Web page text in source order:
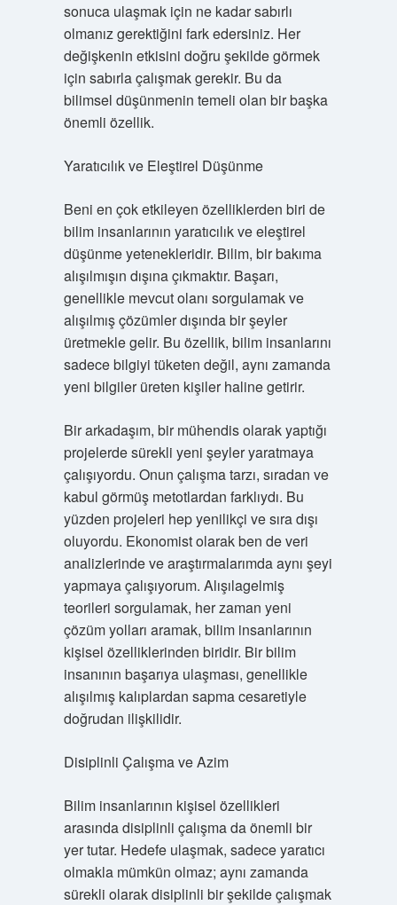
sonuca ulaşmak için ne kadar sabırlı
olmanız gerektiğini fark edersiniz. Her
değişkenin etkisini doğru şekilde görmek
için sabırla çalışmak gerekir. Bu da
bilimsel düşünmenin temeli olan bir başka
önemli özellik.
Yaratıcılık ve Eleştirel Düşünme
Beni en çok etkileyen özelliklerden biri de
bilim insanlarının yaratıcılık ve eleştirel
düşünme yetenekleridir. Bilim, bir bakıma
alışılmışın dışına çıkmaktır. Başarı,
genellikle mevcut olanı sorgulamak ve
alışılmış çözümler dışında bir şeyler
üretmekle gelir. Bu özellik, bilim insanlarını
sadece bilgiyi tüketen değil, aynı zamanda
yeni bilgiler üreten kişiler haline getirir.
Bir arkadaşım, bir mühendis olarak yaptığı
projelerde sürekli yeni şeyler yaratmaya
çalışıyordu. Onun çalışma tarzı, sıradan ve
kabul görmüş metotlardan farklıydı. Bu
yüzden projeleri hep yenilikçi ve sıra dışı
oluyordu. Ekonomist olarak ben de veri
analizlerinde ve araştırmalarımda aynı şeyi
yapmaya çalışıyorum. Alışılagelmiş
teorileri sorgulamak, her zaman yeni
çözüm yolları aramak, bilim insanlarının
kişisel özelliklerinden biridir. Bir bilim
insanının başarıya ulaşması, genellikle
alışılmış kalıplardan sapma cesaretiyle
doğrudan ilişkilidir.
Disiplinli Çalışma ve Azim
Bilim insanlarının kişisel özellikleri
arasında disiplinli çalışma da önemli bir
yer tutar. Hedefe ulaşmak, sadece yaratıcı
olmakla mümkün olmaz; aynı zamanda
sürekli olarak disiplinli bir şekilde çalışmak